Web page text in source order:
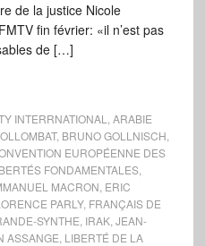
de la justice Nicole
fin février: «il n’est pas
de […]
INTERRNATIONAL
ARABIE
, BRUNO GOLLNISCH
EUROPÉENNE DES
FONDAMENTALES,
MACRON ERIC
PARLY, FRANÇAIS DE
SYNTHE IRAK, JEAN-
ASSANGE LIBERTÉ DE LA